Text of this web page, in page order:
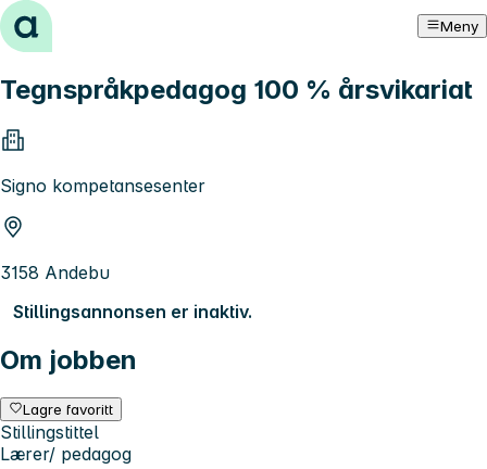
Hopp til innhold Meny
Tegnspråkpedagog 100 % årsvikariat
Signo kompetansesenter
3158 Andebu
Stillingsannonsen er inaktiv.
Om jobben
Lagre favoritt
Stillingstittel
Lærer/ pedagog